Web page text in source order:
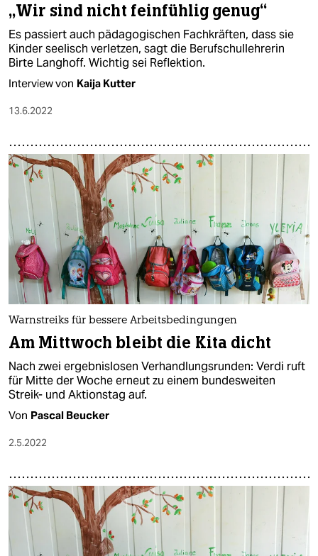
„Wir sind nicht feinfühlig genug“
Es passiert auch pädagogischen Fachkräften, dass sie
Kinder seelisch verletzen, sagt die Berufschullehrerin
Birte Langhoff. Wichtig sei Reflektion.
Interview von Kaija Kutter
13.6.2022
Warnstreiks für bessere Arbeitsbedingungen
Am Mittwoch bleibt die Kita dicht
Nach zwei ergebnislosen Verhandlungsrunden: Verdi ruft
für Mitte der Woche erneut zu einem bundesweiten
Streik- und Aktionstag auf.
Von Pascal Beucker
2.5.2022